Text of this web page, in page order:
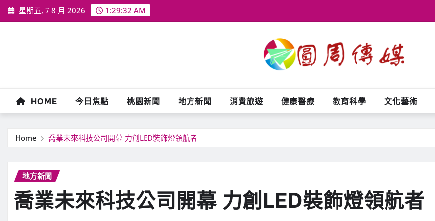
Skip
to
星期五, 7 8 月 2026 1:29:34 AM
HOME 今日焦點 桃園新聞 地方新聞 消費旅遊 健康醫療 教育科學 文化藝術
Home 喬業未來科技公司開幕 力創LED裝飾燈領航者
地方新聞
喬業未來科技公司開幕 力創LED裝飾燈領航者